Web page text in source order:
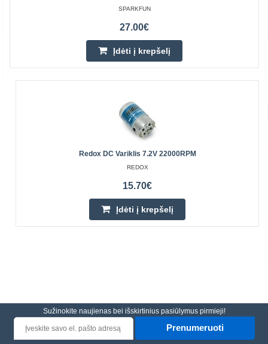
SPARKFUN
27.00€
Įdėti į krepšelį
Redox DC Variklis 7.2V 22000RPM
REDOX
15.70€
Įdėti į krepšelį
Sužinokite naujienas bei išskirtinius pasiūlymus pirmieji!
Prenumeruoti